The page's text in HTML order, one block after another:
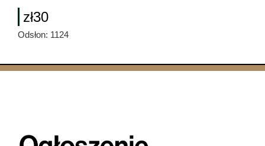
zł30
Odsłon: 1124